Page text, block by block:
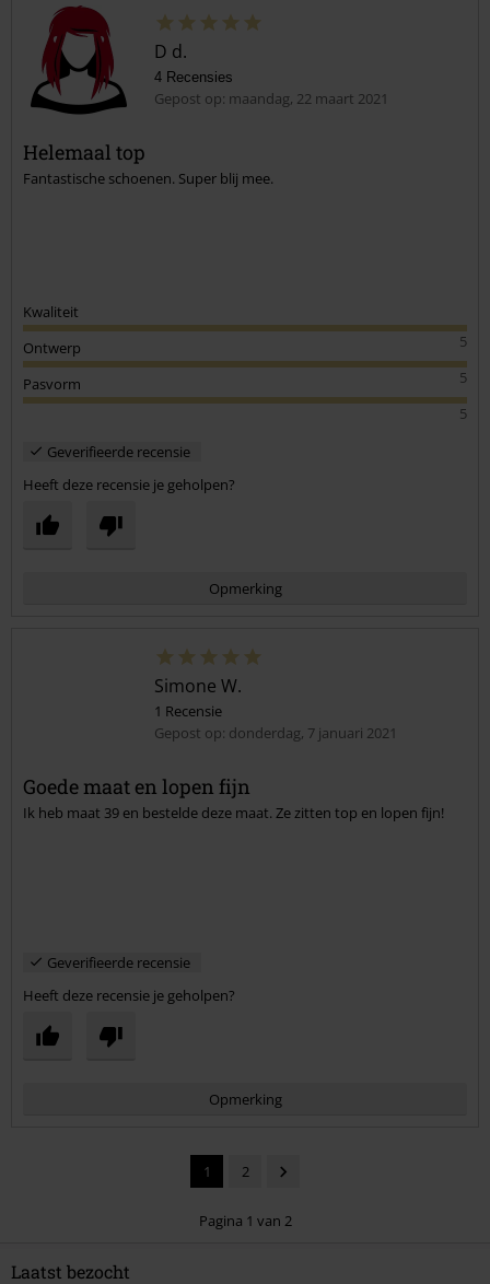
Commentaar versturen
D d.
4 Recensies
Gepost op: maandag, 22 maart 2021
Helemaal top
Fantastische schoenen. Super blij mee.
Kwaliteit
5
Ontwerp
5
Pasvorm
5
Geverifieerde recensie
Heeft deze recensie je geholpen?
Opmerking
Commentaar versturen
Simone W.
1 Recensie
Gepost op: donderdag, 7 januari 2021
Goede maat en lopen fijn
Ik heb maat 39 en bestelde deze maat. Ze zitten top en lopen fijn!
Geverifieerde recensie
Heeft deze recensie je geholpen?
Opmerking
1 2
Pagina 1 van 2
Laatst bezocht